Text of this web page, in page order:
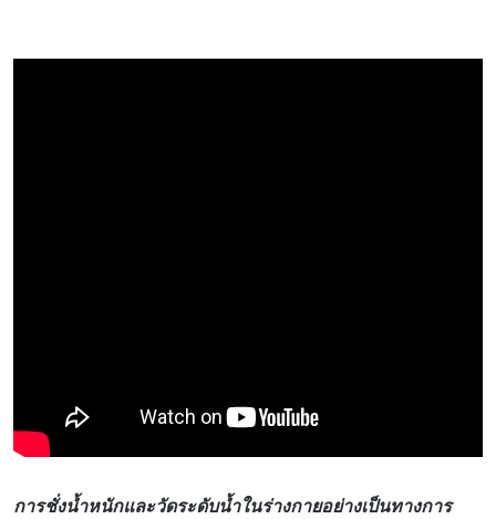
การชั่งน้ำหนักและวัดระดับน้ำในร่างกายอย่างเป็นทางการ